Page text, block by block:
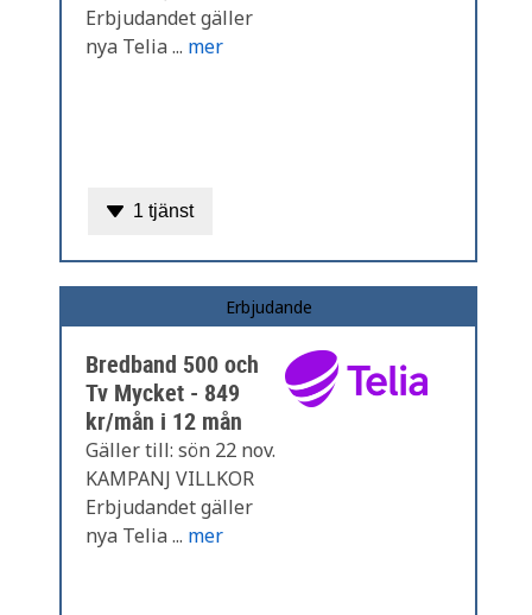
Erbjudandet gäller
nya Telia ... mer
1 tjänst
Erbjudande
Bredband 500 och
Tv Mycket - 849
kr/mån i 12 mån
Gäller till: sön 22 nov.
KAMPANJ VILLKOR
Erbjudandet gäller
nya Telia ... mer